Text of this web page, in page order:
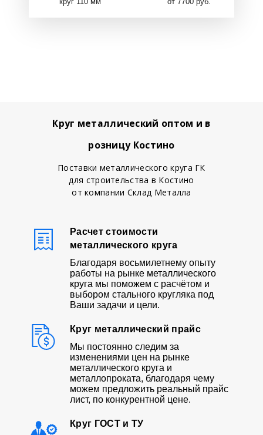
Круг металлический оптом и в
розницу Костино
Поставки металлического круга ГК
для строительства в Костино
от компании Склад Металла
Расчет стоимости
металлического круга
Благодаря восьмилетнему опыту
работы на рынке металлического
круга мы поможем с расчётом и
выбором стального кругляка под
Ваши задачи и цели.
Круг металлический прайс
Мы постоянно следим за
изменениями цен на рынке
металлического круга и
металлопроката, благодаря чему
можем предложить реальный прайс
лист, по конкурентной цене.
Круг ГОСТ и ТУ